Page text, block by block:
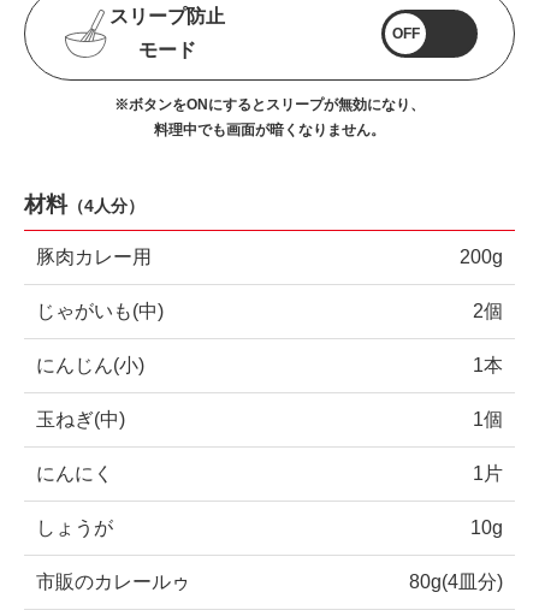
スリープ防止
モード
OFF
※ボタンをONにするとスリープが無効になり、
料理中でも画面が暗くなりません。
材料（4人分）
豚肉カレー用 200g
じゃがいも(中) 2個
にんじん(小) 1本
玉ねぎ(中) 1個
にんにく 1片
しょうが 10g
市販のカレールゥ 80g(4皿分)